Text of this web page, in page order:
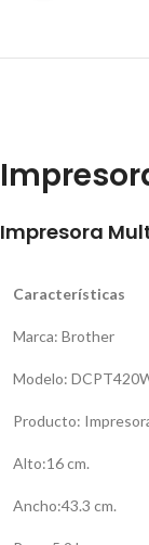
Impresora
Características
Marca: Brother
Modelo:
Producto:
Alto:16 cm.
Ancho:43.3 cm.